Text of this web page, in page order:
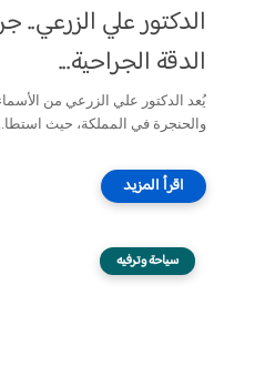
الدكتور علي
الدقة الجراحية...
يُعد الدكتور علي الزرعي من
والحنجرة في المملكة، حيث
سياحة وترفيه